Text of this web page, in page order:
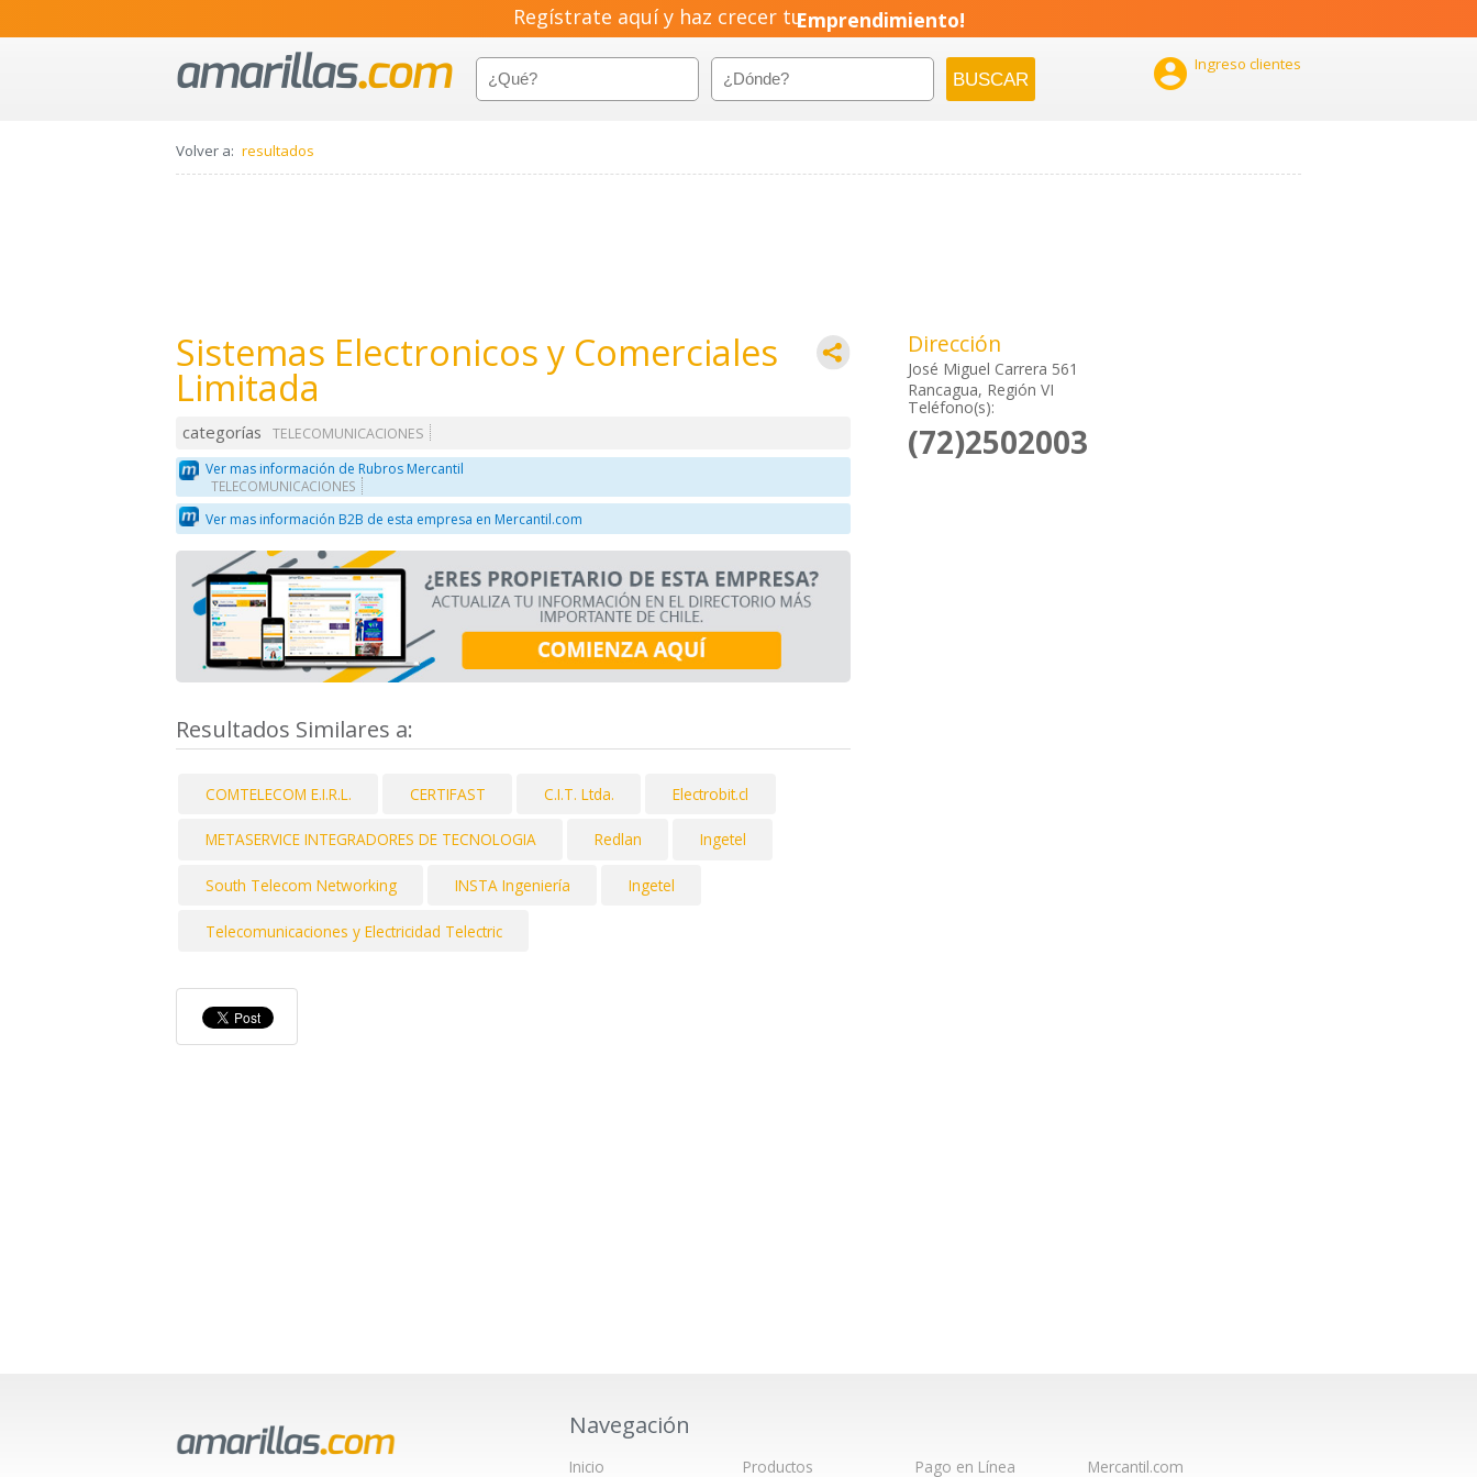
Regístrate aquí y haz crecer tuEmprendimiento!
 Ingreso clientes
Volver a: resultados
Sistemas Electronicos y Comerciales
Limitada
categorías
TELECOMUNICACIONES
Ver mas información de Rubros Mercantil
TELECOMUNICACIONES
Ver mas información B2B de esta empresa en Mercantil.com
Resultados Similares a:
COMTELECOM E.I.R.L. CERTIFAST C.I.T. Ltda. Electrobit.cl
METASERVICE INTEGRADORES DE TECNOLOGIA Redlan Ingetel
South Telecom Networking INSTA Ingeniería Ingetel
Telecomunicaciones y Electricidad Telectric
Dirección
José Miguel Carrera 561
Rancagua, Región VI
Teléfono(s):
(72)2502003
Navegación
Inicio Productos Pago en Línea Mercantil.com